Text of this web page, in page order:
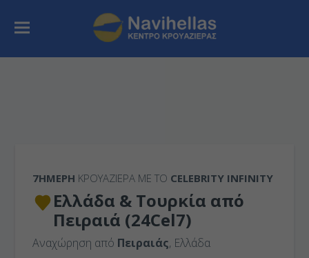
7ΉΜΕΡΗ ΚΡΟΥΑΖΙΕΡΑ ΜΕ ΤΟ CELEBRITY INFINITY
Ελλάδα & Τουρκία από
Πειραιά (24Cel7)
Αναχώρηση από Πειραιάς, Ελλάδα